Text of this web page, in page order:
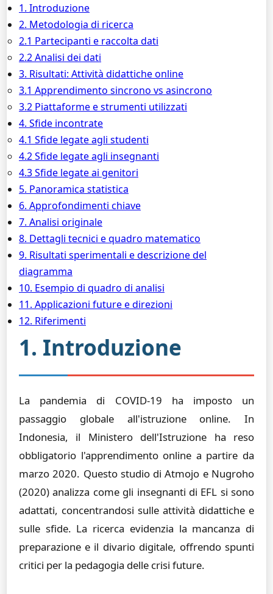
1. Introduzione
2. Metodologia di ricerca
2.1 Partecipanti e raccolta dati
2.2 Analisi dei dati
3. Risultati: Attività didattiche online
3.1 Apprendimento sincrono vs asincrono
3.2 Piattaforme e strumenti utilizzati
4. Sfide incontrate
4.1 Sfide legate agli studenti
4.2 Sfide legate agli insegnanti
4.3 Sfide legate ai genitori
5. Panoramica statistica
6. Approfondimenti chiave
7. Analisi originale
8. Dettagli tecnici e quadro matematico
9. Risultati sperimentali e descrizione del
diagramma
10. Esempio di quadro di analisi
11. Applicazioni future e direzioni
12. Riferimenti
1. Introduzione
La pandemia di COVID-19 ha imposto un
passaggio globale all'istruzione online. In
Indonesia, il Ministero dell'Istruzione ha reso
obbligatorio l'apprendimento online a partire da
marzo 2020. Questo studio di Atmojo e Nugroho
(2020) analizza come gli insegnanti di EFL si sono
adattati, concentrandosi sulle attività didattiche e
sulle sfide. La ricerca evidenzia la mancanza di
preparazione e il divario digitale, offrendo spunti
critici per la pedagogia delle crisi future.